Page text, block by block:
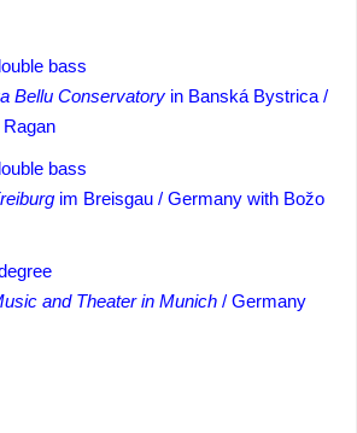
bass
Bellu Conservatory in Banská Bystrica /
bass
im Breisgau / Germany with Božo
and Theater in Munich / Germany